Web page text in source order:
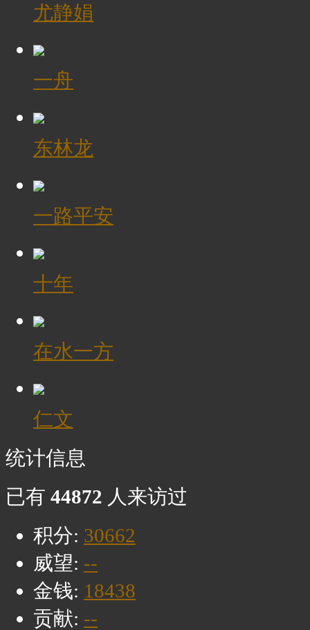
尤静娟
一舟
东林龙
一路平安
十年
在水一方
仁文
统计信息
已有 44872 人来访过
积分: 30662
威望: --
金钱: 18438
贡献: --